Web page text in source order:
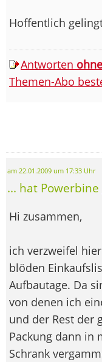
Hoffentlich
Antworten ohne
Themen-Abo
am 22.01.2009 um 17:33 Uhr
... hat
Hi zusammen,
ich verzweifel
blöden
Aufbautage. Da
von denen ich
und der Rest der
Packung dann in
Schrank